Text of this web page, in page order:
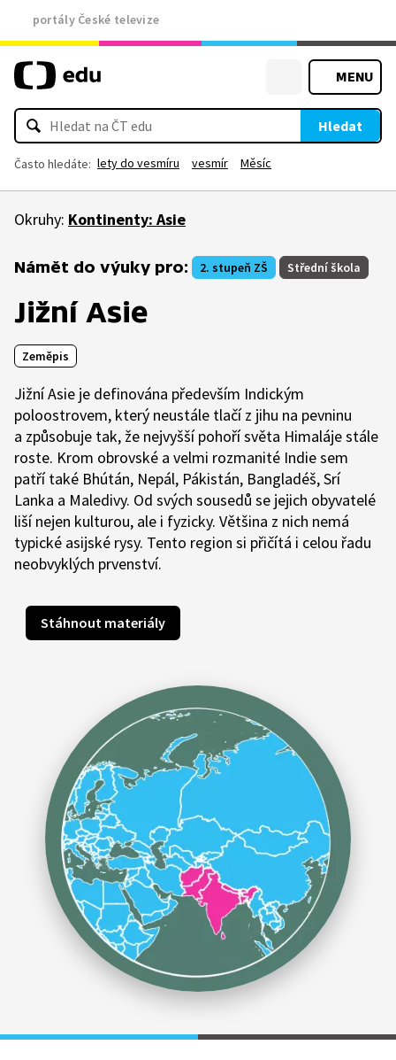
portály České televize
MENU
Hledat
Často hledáte: lety do vesmíru vesmír Měsíc
Okruhy: Kontinenty: Asie
Námět do výuky pro: 2. stupeň ZŠ Střední škola
Jižní Asie
Zeměpis
Jižní Asie je definována především Indickým
poloostrovem, který neustále tlačí z jihu na pevninu
a způsobuje tak, že nejvyšší pohoří světa Himaláje stále
roste. Krom obrovské a velmi rozmanité Indie sem
patří také Bhútán, Nepál, Pákistán, Bangladéš, Srí
Lanka a Maledivy. Od svých sousedů se jejich obyvatelé
liší nejen kulturou, ale i fyzicky. Většina z nich nemá
typické asijské rysy. Tento region si přičítá i celou řadu
neobvyklých prvenství.
Stáhnout materiály